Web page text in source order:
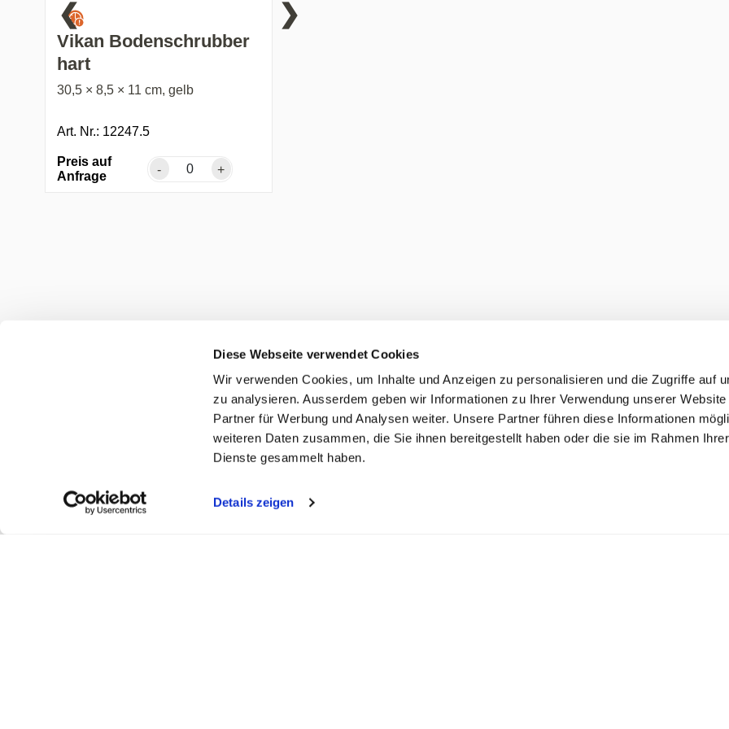
Diese Webseite verwendet Cookies
Wir verwenden Cookies, um Inhalte und Anzeigen zu personalisieren und die Zugriffe auf
zu analysieren. Ausserdem geben wir Informationen zu Ihrer Verwendung unserer
Partner für Werbung und Analysen weiter. Unsere Partner führen diese Informationen
weiteren Daten zusammen, die Sie ihnen bereitgestellt haben oder die sie im Rahmen
Dienste gesammelt haben.
Details zeigen
Vikan Bodenschrubber
hart
30,5 × 8,5 × 11 cm, gelb
Art. Nr.: 12247.5
Preis auf
Anfrage
- +
❮ ❯